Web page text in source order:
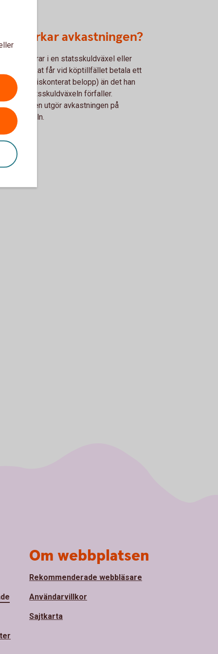
påverkar avkastningen?
som placerar i en statsskuldväxel eller
får vid köptillfället betala ett
belopp (diskonterat belopp) än det han
när statsskuldväxeln förfaller.
utgör avkastningen på
Om webbplatsen
Rekommenderade webbläsare
Användarvillkor
Sajtkarta